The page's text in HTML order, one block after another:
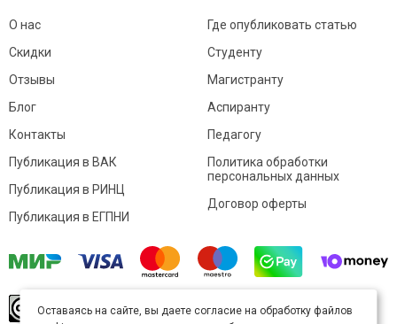
О нас
Скидки
Отзывы
Блог
Контакты
Где опубликовать статью
Студенту
Магистранту
Аспиранту
Педагогу
Публикация в ВАК
Публикация в РИНЦ
Публикация в ЕГПНИ
Политика обработки
персональных данных
Договор оферты
произведение доступно полицензии Creative
Оставаясь на сайте, вы даете согласие на обработку файлов